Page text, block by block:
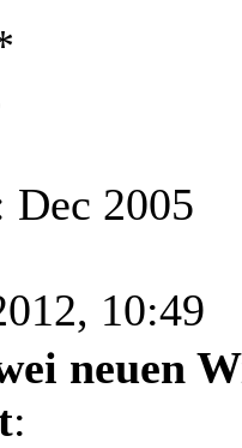
Dec 2005
10:49
neuen
: